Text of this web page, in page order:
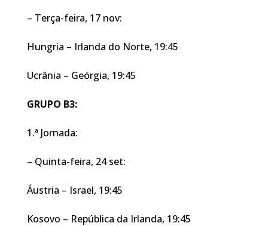
– Terça-feira, 17 nov:
Hungria – Irlanda do Norte, 19:45
Ucrânia – Geórgia, 19:45
GRUPO B3:
1.ª Jornada:
– Quinta-feira, 24 set:
Áustria – Israel, 19:45
Kosovo – República da Irlanda, 19:45